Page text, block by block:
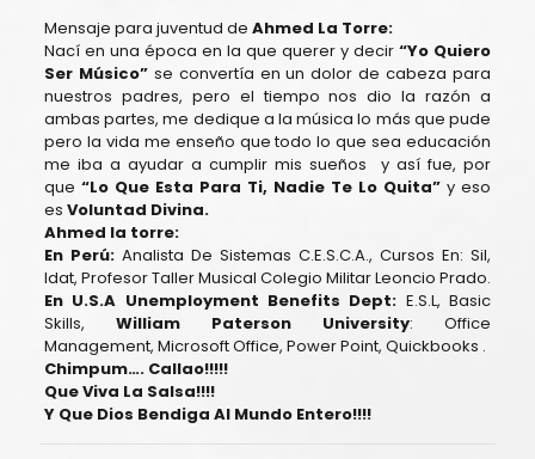
Mensaje para juventud de Ahmed La Torre:
Nací en una época en la que querer y decir“Yo Quiero
Ser Músico”se convertía en un dolor de cabeza para
nuestros padres, pero el tiempo nos dio la razón a
ambas partes, me dedique a la música lo más que pude
pero la vida me enseño que todo lo que sea educación
me iba a ayudar a cumplir mis sueños y así fue, por
que “Lo Que Esta Para Ti, Nadie Te Lo Quita” y eso
es Voluntad Divina.
Ahmed la torre:
En Perú:Analista De Sistemas C.E.S.C.A., Cursos En: Sil,
Idat, Profesor Taller Musical Colegio Militar Leoncio Prado.
En U.S.A Unemployment Benefits Dept: E.S.L, Basic
Skills, William Paterson University: Office
Management, Microsoft Office, Power Point, Quickbooks .
Chimpum…. Callao!!!!!
Que Viva La Salsa!!!!
Y Que Dios Bendiga Al Mundo Entero!!!!